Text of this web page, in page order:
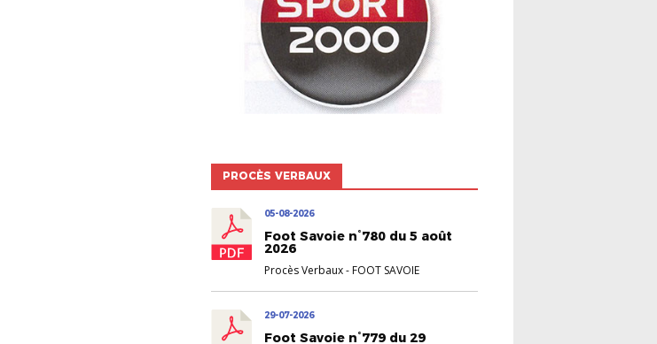
PROCÈS VERBAUX
05-08-2026
Foot Savoie n°780 du 5 août
2026
Procès Verbaux- FOOT SAVOIE
29-07-2026
Foot Savoie n°779 du 29